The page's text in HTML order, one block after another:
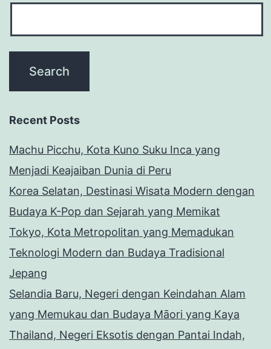
Recent Posts
Machu Picchu, Kota Kuno Suku Inca yang
Menjadi Keajaiban Dunia di Peru
Korea Selatan, Destinasi Wisata Modern dengan
Budaya K-Pop dan Sejarah yang Memikat
Tokyo, Kota Metropolitan yang Memadukan
Teknologi Modern dan Budaya Tradisional
Jepang
Selandia Baru, Negeri dengan Keindahan Alam
yang Memukau dan Budaya Māori yang Kaya
Thailand, Negeri Eksotis dengan Pantai Indah,